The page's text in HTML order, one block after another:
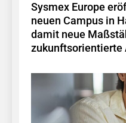
Sysmex Europe
neuen Campus in
damit neue
zukunftsorientierte